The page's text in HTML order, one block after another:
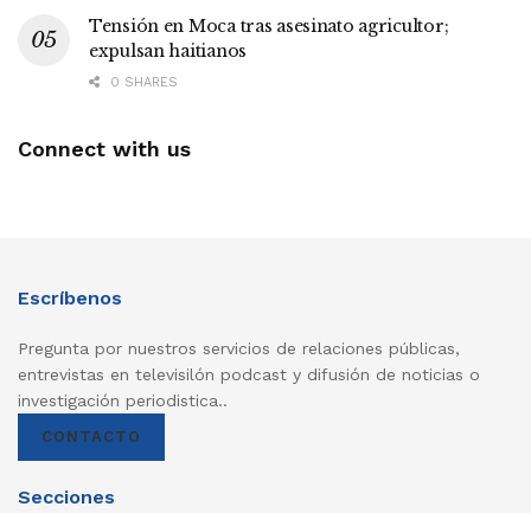
Tensión en Moca tras asesinato agricultor;
expulsan haitianos
0 SHARES
Connect with us
Escríbenos
Pregunta por nuestros servicios de relaciones públicas,
entrevistas en televisilón podcast y difusión de noticias o
investigación periodistica..
CONTACTO
Secciones